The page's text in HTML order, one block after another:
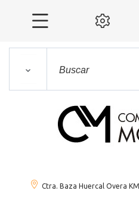
 
Ctra. Baza Huercal Overa